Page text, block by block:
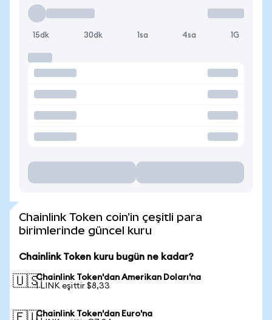
15dk 30dk 1sa 4sa 1G
Chainlink Token coin'in çeşitli para
birimlerinde güncel kuru
Chainlink Token kuru bugün ne kadar?
🇺🇸Chainlink Token'dan Amerikan Doları'na
1 LINK eşittir $8,33
Chainlink Token'dan Euro'na